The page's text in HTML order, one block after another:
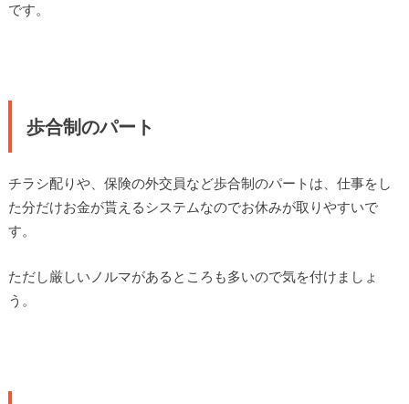
です。
歩合制のパート
チラシ配りや、保険の外交員など歩合制のパートは、仕事をし
た分だけお金が貰えるシステムなのでお休みが取りやすいで
す。
ただし厳しいノルマがあるところも多いので気を付けましょ
う。